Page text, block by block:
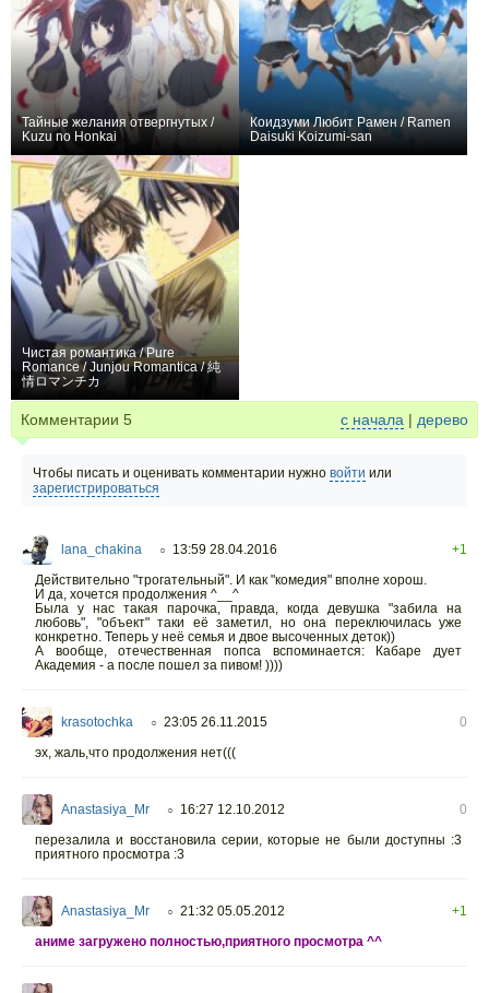
Тайные желания отвергнутых /
Kuzu no Honkai
Коидзуми Любит Рамен / Ramen
Daisuki Koizumi-san
Чистая романтика / Pure
Romance / Junjou Romantica / 純
情ロマンチカ
Комментарии 5 с начала | дерево
Чтобы писать и оценивать комментарии нужно войти или
зарегистрироваться
lana_chakina ○ 13:59 28.04.2016
+1
Действительно "трогательный". И как "комедия" вполне хорош.
И да, хочется продолжения ^__^
Была у нас такая парочка, правда, когда девушка "забила на
любовь", "объект" таки её заметил, но она переключилась уже
конкретно. Теперь у неё семья и двое высоченных деток))
А вообще, отечественная попса вспоминается: Кабаре дует
Академия - а после пошел за пивом! ))))
krasotochka ○ 23:05 26.11.2015
0
эх, жаль,что продолжения нет(((
Anastasiya_Mr ○ 16:27 12.10.2012
0
перезалила и восстановила серии, которые не были доступны :3
приятного просмотра :3
Anastasiya_Mr ○ 21:32 05.05.2012
+1
аниме загружено полностью,приятного просмотра ^^